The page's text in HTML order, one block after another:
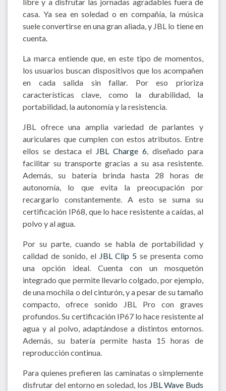
casa. Ya sea en soledad o en compañía, la música
suele convertirse en una gran aliada, y JBL lo tiene en
cuenta.
La marca entiende que, en este tipo de momentos,
los usuarios buscan dispositivos que los acompañen
en cada salida sin fallar. Por eso prioriza
características clave, como la durabilidad, la
portabilidad, la autonomía y la resistencia.
JBL ofrece una amplia variedad de parlantes y
auriculares que cumplen con estos atributos. Entre
ellos se destaca el JBL Charge 6 , diseñado para
facilitar su transporte gracias a su asa resistente.
Además, su batería brinda hasta 28 horas de
autonomía, lo que evita la preocupación por
recargarlo constantemente. A esto se suma su
certificación IP68, que lo hace resistente a caídas, al
polvo y al agua.
Por su parte, cuando se habla de portabilidad y
calidad de sonido, el JBL Clip 5 se presenta como
una opción ideal. Cuenta con un mosquetón
integrado que permite llevarlo colgado, por ejemplo,
de una mochila o del cinturón, y a pesar de su tamaño
compacto, ofrece sonido JBL Pro con graves
profundos. Su certificación IP67 lo hace resistente al
agua y al polvo, adaptándose a distintos entornos.
Además, su batería permite hasta 15 horas de
reproducción continua.
Para quienes prefieren las caminatas o simplemente
disfrutar del entorno en soledad, los JBL Wave Buds